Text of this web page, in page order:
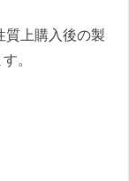
質上購入後の製
。